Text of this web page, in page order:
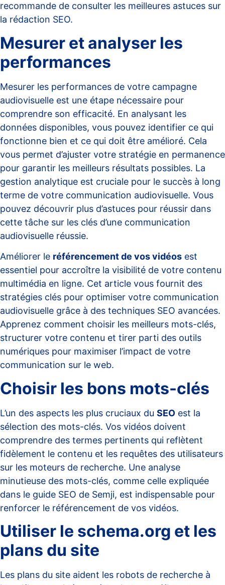
recommande de consulter les meilleures astuces sur
la rédaction SEO.
Mesurer et analyser les
performances
Mesurer les performances de votre campagne
audiovisuelle est une étape nécessaire pour
comprendre son efficacité. En analysant les
données disponibles, vous pouvez identifier ce qui
fonctionne bien et ce qui doit être amélioré. Cela
vous permet d’ajuster votre stratégie en permanence
pour garantir les meilleurs résultats possibles. La
gestion analytique est cruciale pour le succès à long
terme de votre communication audiovisuelle. Vous
pouvez découvrir plus d’astuces pour réussir dans
cette tâche sur les clés d’une communication
audiovisuelle réussie.
Améliorer le référencement de vos vidéos est
essentiel pour accroître la visibilité de votre contenu
multimédia en ligne. Cet article vous fournit des
stratégies clés pour optimiser votre communication
audiovisuelle grâce à des techniques SEO avancées.
Apprenez comment choisir les meilleurs mots-clés,
structurer votre contenu et tirer parti des outils
numériques pour maximiser l’impact de votre
communication sur le web.
Choisir les bons mots-clés
L’un des aspects les plus cruciaux du SEO est la
sélection des mots-clés. Vos vidéos doivent
comprendre des termes pertinents qui reflètent
fidèlement le contenu et les requêtes des utilisateurs
sur les moteurs de recherche. Une analyse
minutieuse des mots-clés, comme celle expliquée
dans le guide SEO de Semji, est indispensable pour
renforcer le référencement de vos vidéos.
Utiliser le schema.org et les
plans du site
Les plans du site aident les robots de recherche à